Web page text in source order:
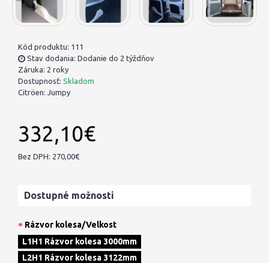
Kód produktu: 111
Stav dodania: Dodanie do 2 týždňov
Záruka: 2 roky
Dostupnosť: Skladom
Citröen: Jumpy
332,10€
Bez DPH: 270,00€
Dostupné možnosti
Rázvor kolesa/Velkost
L1H1 Rázvor kolesa 3000mm
L2H1 Rázvor kolesa 3122mm